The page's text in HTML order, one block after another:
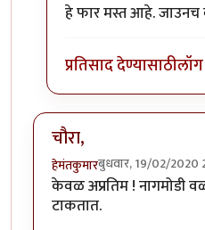
In reply toया बद्दल
हे फार मस्त आहे.
प्रतिसाद देण्यासाठी
चौरा,
हेमंतकुमारबुधवार, 19/02/2020
केवळ अप्रतिम ! नागमोडी
टाकतात.